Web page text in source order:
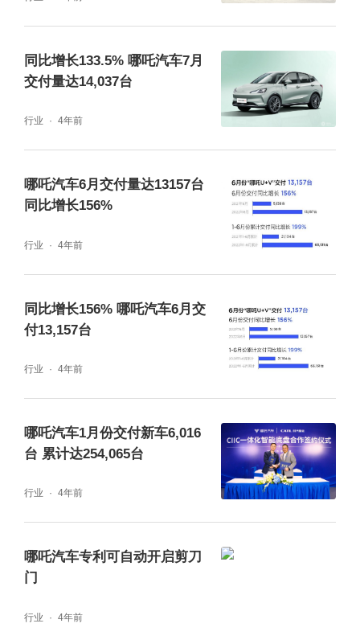
同比增长133.5% 哪吒汽车7月
交付量达14,037台
行业 4年前
哪吒汽车6月交付量达13157台
同比增长156%
行业 4年前
同比增长156% 哪吒汽车6月交
付13,157台
行业 4年前
哪吒汽车1月份交付新车6,016
台 累计达254,065台
行业 4年前
哪吒汽车专利可自动开启剪刀
门
行业 4年前